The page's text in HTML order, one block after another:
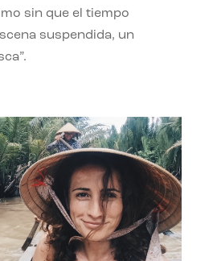
sin que el tiempo
suspendida, un